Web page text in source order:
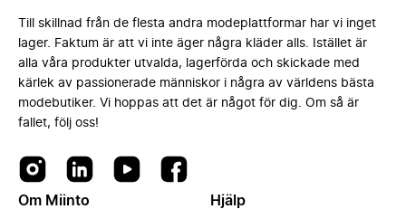
Till skillnad från de flesta andra modeplattformar har vi inget
lager. Faktum är att vi inte äger några kläder alls. Istället är
alla våra produkter utvalda, lagerförda och skickade med
kärlek av passionerade människor i några av världens bästa
modebutiker. Vi hoppas att det är något för dig. Om så är
fallet, följ oss!
Om Miinto Hjälp